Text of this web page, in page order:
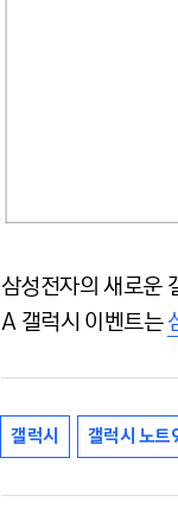
삼성전자의 새로운
A 갤럭시 이벤트는
갤럭시 갤럭시 노트